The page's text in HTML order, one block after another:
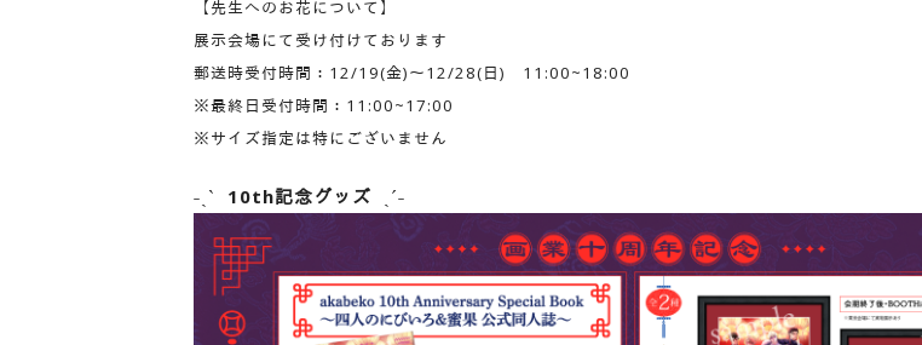
【先生へのお花について】
展示会場にて受け付けております
郵送時受付時間：12/19(金)〜12/28(日) 11:00~18:00
※最終日受付時間：11:00~17:00
※サイズ指定は特にございません
˗ˏˋ 10th記念グッズ ˎˊ˗